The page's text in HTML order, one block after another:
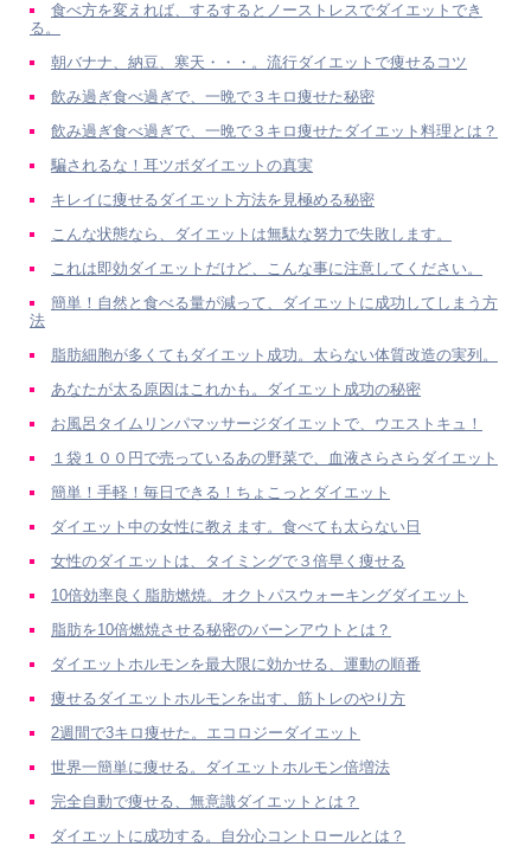
食べ方を変えれば、するするとノーストレスでダイエットでき
る。
朝バナナ、納豆、寒天・・・。流行ダイエットで痩せるコツ
飲み過ぎ食べ過ぎで、一晩で３キロ痩せた秘密
飲み過ぎ食べ過ぎで、一晩で３キロ痩せたダイエット料理とは？
騙されるな！耳ツボダイエットの真実
キレイに痩せるダイエット方法を見極める秘密
こんな状態なら、ダイエットは無駄な努力で失敗します。
これは即効ダイエットだけど、こんな事に注意してください。
簡単！自然と食べる量が減って、ダイエットに成功してしまう方
法
脂肪細胞が多くてもダイエット成功。太らない体質改造の実列。
あなたが太る原因はこれかも。ダイエット成功の秘密
お風呂タイムリンパマッサージダイエットで、ウエストキュ！
１袋１００円で売っているあの野菜で、血液さらさらダイエット
簡単！手軽！毎日できる！ちょこっとダイエット
ダイエット中の女性に教えます。食べても太らない日
女性のダイエットは、タイミングで３倍早く痩せる
10倍効率良く脂肪燃焼。オクトパスウォーキングダイエット
脂肪を10倍燃焼させる秘密のバーンアウトとは？
ダイエットホルモンを最大限に効かせる、運動の順番
痩せるダイエットホルモンを出す、筋トレのやり方
2週間で3キロ痩せた。エコロジーダイエット
世界一簡単に痩せる。ダイエットホルモン倍増法
完全自動で痩せる、無意識ダイエットとは？
ダイエットに成功する。自分心コントロールとは？